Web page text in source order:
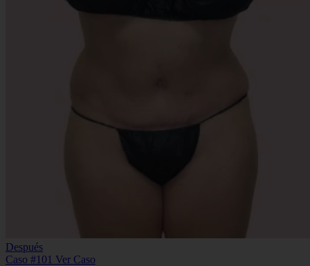
Después
Caso #101 Ver Caso